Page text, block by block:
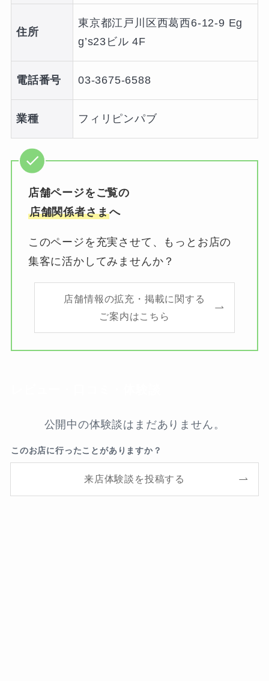
住所
東京都江戸川区西葛西6-12-9 Eg
g’s23ビル 4F
電話番号 03-3675-6588
業種 フィリピンパブ
店舗ページをご覧の
店舗関係者さまへ
このページを充実させて、もっとお店の
集客に活かしてみませんか？
店舗情報の拡充・掲載に関する
ご案内はこちら
公開中の体験談はまだありません。
このお店に行ったことがありますか？
来店体験談を投稿する